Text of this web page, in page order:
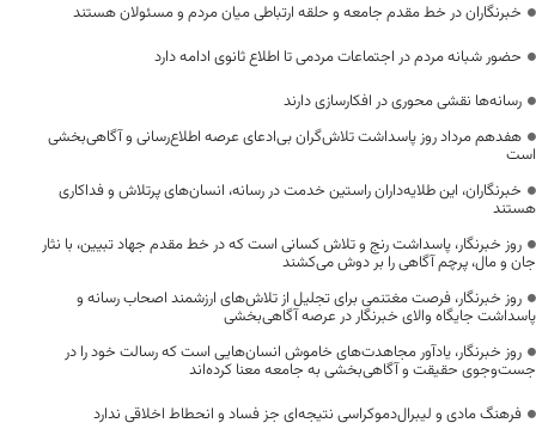
خبرنگاران در خط مقدم جامعه و حلقه ارتباطی میان مردم و مسئولان هستند
حضور شبانه مردم در اجتماعات مردمی تا اطلاع ثانوی ادامه دارد
رسانه‌ها نقشی محوری در افکارسازی دارند
هفدهم مرداد روز پاسداشت تلاش‌گران بی‌ادعای عرصه اطلاع‌رسانی و آگاهی‌بخشی
است
خبرنگاران، این طلایه‌داران راستین خدمت در رسانه، انسان‌های پرتلاش و فداکاری
هستند
روز خبرنگار، پاسداشت رنج و تلاش کسانی است که در خط مقدم جهاد تبیین، با نثار
جان و مال، پرچم آگاهی را بر دوش می‌کشند
روز خبرنگار، فرصت مغتنمی برای تجلیل از تلاش‌های ارزشمند اصحاب رسانه و
پاسداشت جایگاه والای خبرنگار در عرصه آگاهی‌بخشی
روز خبرنگار، یادآور مجاهدت‌های خاموش انسان‌هایی است که رسالت خود را در
جست‌وجوی حقیقت و آگاهی‌بخشی به جامعه معنا کرده‌اند
فرهنگ مادی و لیبرال‌دموکراسی نتیجه‌ای جز فساد و انحطاط اخلاقی ندارد